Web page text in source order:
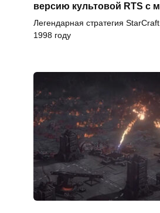
версию культовой RTS с
Легендарная стратегия
1998 году